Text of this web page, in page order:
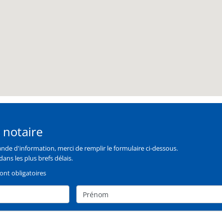
notaire
d'information, merci de remplir le formulaire ci-dessous.
les plus brefs délais.
obligatoires
Prénom